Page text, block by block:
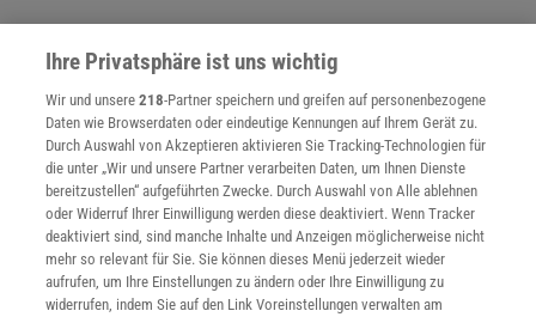
NACH OBEN
Für Sie im Spektrum-Shop und am Kiosk:
Ihre Privatsphäre ist uns wichtig
Wir und unsere218-Partner speichern und greifen auf personenbezogene
Daten wie Browserdaten oder eindeutige Kennungen auf Ihrem Gerät zu.
Durch Auswahl von Akzeptieren aktivieren Sie Tracking-Technologien für
die unter „Wir und unsere Partner verarbeiten Daten, um Ihnen Dienste
bereitzustellen“ aufgeführten Zwecke. Durch Auswahl von Alle ablehnen
oder Widerruf Ihrer Einwilligung werden diese deaktiviert. Wenn Tracker
deaktiviert sind, sind manche Inhalte und Anzeigen möglicherweise nicht
mehr so relevant für Sie. Sie können dieses Menü jederzeit wieder
aufrufen, um Ihre Einstellungen zu ändern oder Ihre Einwilligung zu
widerrufen, indem Sie auf den Link Voreinstellungen verwalten am